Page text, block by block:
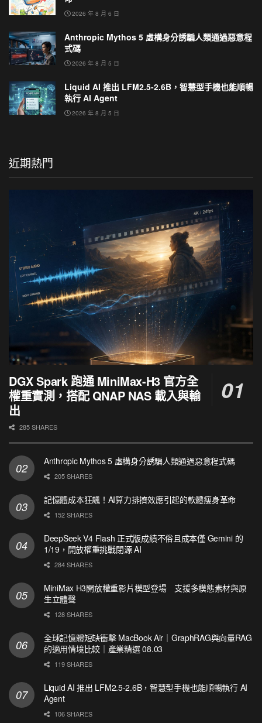
2026 年 8 月 6 日
Anthropic Mythos 5 虛構身分誘騙人類通過惡意程
式碼
2026 年 8 月 5 日
Liquid AI 推出 LFM2.5-2.6B，智慧型手機也能順暢
執行 AI Agent
2026 年 8 月 5 日
近期熱門
DGX Spark 跑通 MiniMax-H3 官方全
權重實測，搭配 QNAP NAS 載入與輸
出
285 SHARES
Anthropic Mythos 5 虛構身分誘騙人類通過惡意程式碼
205 SHARES
記憶體成本狂飆！AI算力排擠效應引起的軟體瘦身革命
152 SHARES
DeepSeek V4 Flash 正式版成績不俗且成本僅 Gemini 的
1/19，開放權重挑戰閉源 AI
284 SHARES
MiniMax H3開放權重影片模型登場 支援多模態素材與原
生立體聲
128 SHARES
全球記憶體短缺衝擊 MacBook Air｜GraphRAG與向量RAG
的適用情境比較｜產業精選 08.03
119 SHARES
Liquid AI 推出 LFM2.5-2.6B，智慧型手機也能順暢執行 AI
Agent
106 SHARES